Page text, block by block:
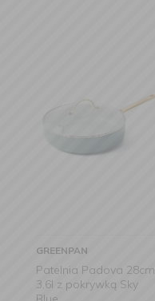
GREENPAN
Patelnia Padova 28cm
3,6l z pokrywką Sky